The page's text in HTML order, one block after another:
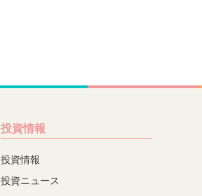
投資情報
投資情報
投資ニュース